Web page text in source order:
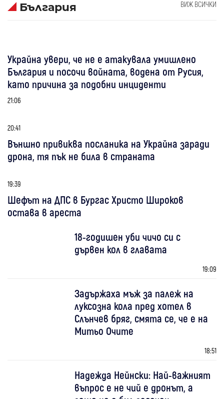
България ВИЖ ВСИЧКИ
Украйна увери, че не е атакувала умишлено
България и посочи войната, водена от Русия,
като причина за подобни инциденти
21:06
20:41
Външно привиква посланика на Украйна заради
дрона, тя пък не била в страната
19:39
Шефът на ДПС в Бургас Христо Широков
остава в ареста
18-годишен уби чичо си с
дървен кол в главата
19:09
Задържаха мъж за палеж на
луксозна кола пред хотел в
Слънчев бряг, смята се, че е на
Митьо Очите
18:51
Надежда Нейнски: Най-важният
въпрос е не чий е дронът, а